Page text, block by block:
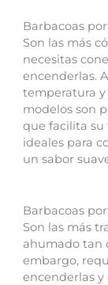
Barbacoas
Son las más
necesitas
encenderlas.
temperatura y
modelos son
que facilita su
ideales para
un sabor
Barbacoas
Son las más
ahumado tan
embargo,
encenderlas